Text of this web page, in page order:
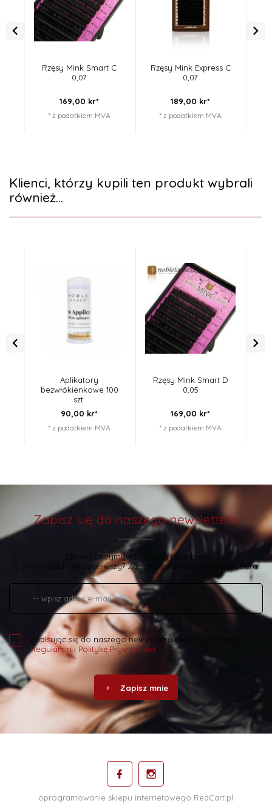
Rzęsy Mink Smart C
0,07
169,00 kr*
* z podatkiem MVA
Rzęsy Mink Express C
0,07
189,00 kr*
* z podatkiem MVA
Klienci, którzy kupili ten produkt wybrali
również...
Aplikatory
bezwłókienkowe 100
szt.
90,00 kr*
* z podatkiem MVA
Rzęsy Mink Smart D
0,05
169,00 kr*
* z podatkiem MVA
Zapisz się do naszego newslettera
Chcesz otrzymywać rabaty i wiedzieć
o promocjach jako pierwszy? Zapisz się do naszego newslettera.
Zapisując się do naszego newslettera akceptujesz nasz
Regulamini Politykę Prywatności
Zapisz mnie
oprogramowanie sklepu internetowego RedCart.pl